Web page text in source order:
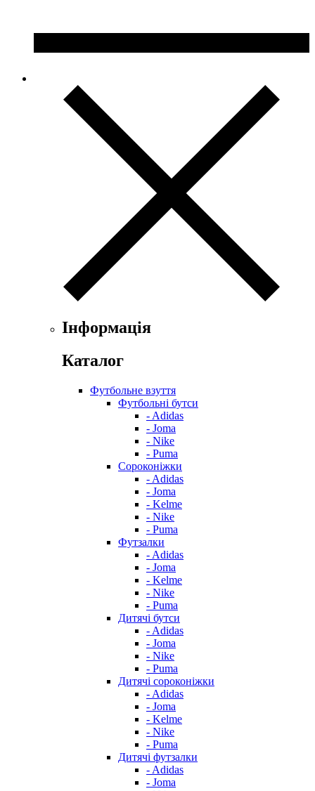
Інформація
Каталог
Футбольне взуття
Футбольні бутси
- Adidas
- Joma
- Nike
- Puma
Сороконіжки
- Adidas
- Joma
- Kelme
- Nike
- Puma
Футзалки
- Adidas
- Joma
- Kelme
- Nike
- Puma
Дитячі бутси
- Adidas
- Joma
- Nike
- Puma
Дитячі сороконіжки
- Adidas
- Joma
- Kelme
- Nike
- Puma
Дитячі футзалки
- Adidas
- Joma